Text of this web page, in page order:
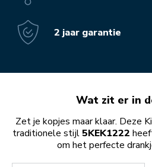
2 jaar garantie
Wat zit er in
Zet je kopjes maar klaar. Deze
traditionele stijl5KEK1222
om het perfecte